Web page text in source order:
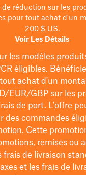
réduction sur les
pour tout achat d'un
200 $ US.
Voir Les Détails
les modèles
éligibles.
achat d'un
EUR/GBPsur les
de port. L'offre
des commandes
Cette
remises ou
frais de livraison
et les frais de